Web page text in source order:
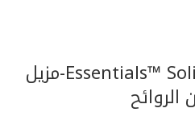
Essentials™ Solid Deodorant, Clean-مزيل